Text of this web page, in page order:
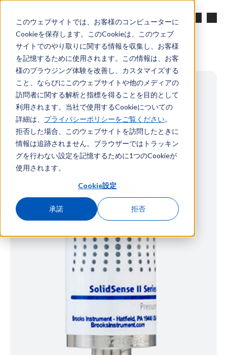
このウェブサイトでは、お客様のコンピューターに
Cookieを保存します。このCookieは、このウェブ
サイトでのやり取りに関する情報を収集し、お客様
を記憶するために使用されます。この情報は、お客
様のブラウジング体験を改善し、カスタマイズする
こと、ならびにこのウェブサイトや他のメディアの
訪問者に関する解析と指標を得ることを目的として
利用されます。当社で使用するCookieについての
詳細は、 プライバシーポリシーをご覧ください。
拒否した場合、このウェブサイトを訪問したときに
情報は追跡されません。ブラウザーではトラッキン
グを行わない設定を記憶するために1つのCookieが
使用されます。
Cookie設定
承諾 拒否
メインコンテンツへスキップ